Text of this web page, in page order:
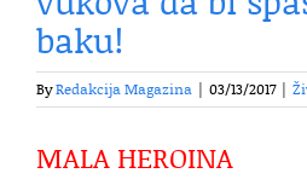
baku!
ByRedakcija Magazina 03/13/2017
MALA HEROINA